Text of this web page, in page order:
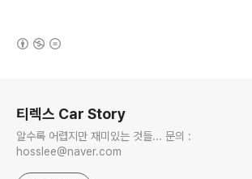
티렉스 Car Story
알수록 어렵지만 재미있는 것들... 문의 :
hosslee@naver.com